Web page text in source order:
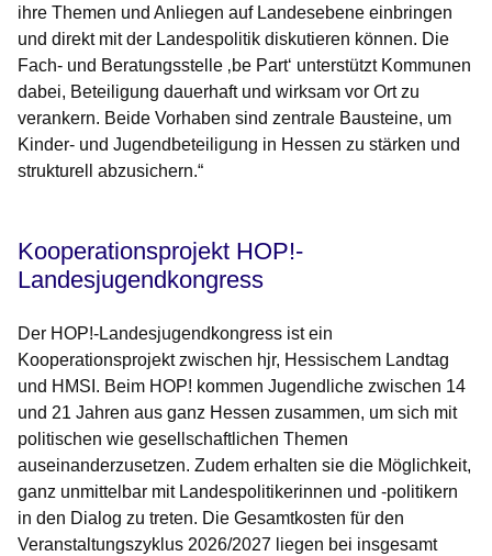
ihre Themen und Anliegen auf Landesebene einbringen
und direkt mit der Landespolitik diskutieren können. Die
Fach- und Beratungsstelle ‚be Part‘ unterstützt Kommunen
dabei, Beteiligung dauerhaft und wirksam vor Ort zu
verankern. Beide Vorhaben sind zentrale Bausteine, um
Kinder- und Jugendbeteiligung in Hessen zu stärken und
strukturell abzusichern.“
Kooperationsprojekt HOP!-
Landesjugendkongress
Der HOP!-Landesjugendkongress ist ein
Kooperationsprojekt zwischen hjr, Hessischem Landtag
und HMSI. Beim HOP! kommen Jugendliche zwischen 14
und 21 Jahren aus ganz Hessen zusammen, um sich mit
politischen wie gesellschaftlichen Themen
auseinanderzusetzen. Zudem erhalten sie die Möglichkeit,
ganz unmittelbar mit Landespolitikerinnen und -politikern
in den Dialog zu treten. Die Gesamtkosten für den
Veranstaltungszyklus 2026/2027 liegen bei insgesamt